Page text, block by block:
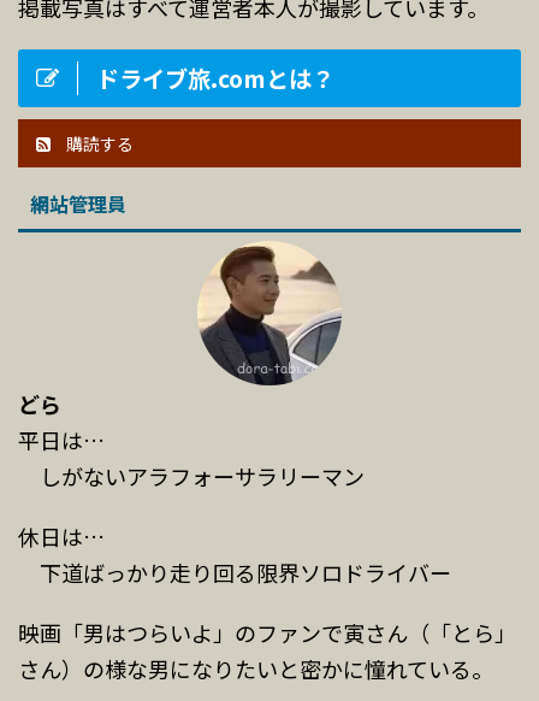
掲載写真はすべて運営者本人が撮影しています。
ドライブ旅.comとは？
購読する
網站管理員
どら
平日は…
しがないアラフォーサラリーマン
休日は…
下道ばっかり走り回る限界ソロドライバー
映画「男はつらいよ」のファンで寅さん（「とら」
さん）の様な男になりたいと密かに憧れている。